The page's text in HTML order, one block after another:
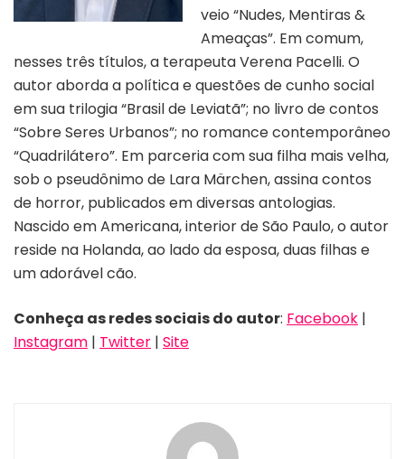
veio “Nudes, Mentiras &
Ameaças”. Em comum,
nesses três títulos, a terapeuta Verena Pacelli. O
autor aborda a política e questões de cunho social
em sua trilogia “Brasil de Leviatã”; no livro de contos
“Sobre Seres Urbanos”; no romance contemporâneo
“Quadrilátero”. Em parceria com sua filha mais velha,
sob o pseudônimo de Lara Märchen, assina contos
de horror, publicados em diversas antologias.
Nascido em Americana, interior de São Paulo, o autor
reside na Holanda, ao lado da esposa, duas filhas e
um adorável cão.
Conheça as redes sociais do autor: Facebook |
Instagram | Twitter | Site